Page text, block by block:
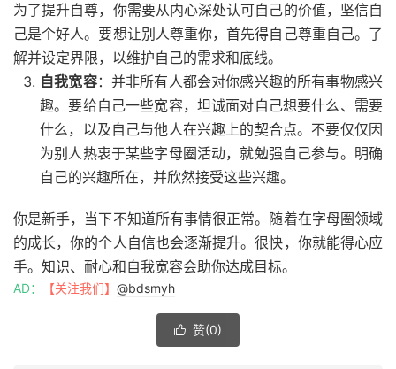
为了提升自尊，你需要从内心深处认可自己的价值，坚信自
己是个好人。要想让别人尊重你，首先得自己尊重自己。了
解并设定界限，以维护自己的需求和底线。
自我宽容：并非所有人都会对你感兴趣的所有事物感兴
趣。要给自己一些宽容，坦诚面对自己想要什么、需要
什么，以及自己与他人在兴趣上的契合点。不要仅仅因
为别人热衷于某些字母圈活动，就勉强自己参与。明确
自己的兴趣所在，并欣然接受这些兴趣。
你是新手，当下不知道所有事情很正常。随着在字母圈领域
的成长，你的个人自信也会逐渐提升。很快，你就能得心应
手。知识、耐心和自我宽容会助你达成目标。
AD： 【关注我们】 @bdsmyh
 赞(0)